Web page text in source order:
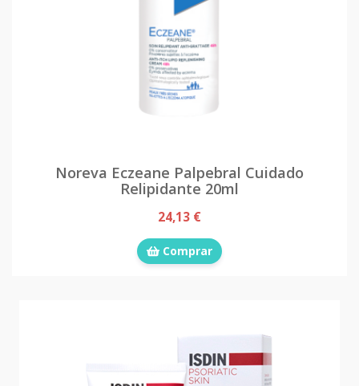
Noreva Eczeane Palpebral Cuidado
Relipidante 20ml
24,13 €
Comprar